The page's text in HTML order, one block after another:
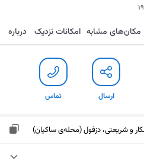
ارسال تماس مکان‌های مشابه امکانات نزدیک درباره
ارسال تماس
و شریعتی، دزفول (محله‌ی ساکیان)